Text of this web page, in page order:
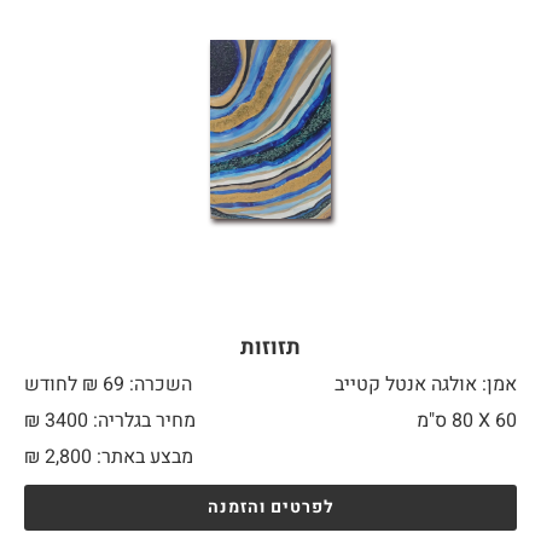
תזוזות
אמן: אולגה אנטל קטייב
השכרה: 69 ₪ לחודש
60 X
מחיר בגלריה: 3400 ₪
מבצע באתר:
₪ 2,800
לפרטים והזמנה